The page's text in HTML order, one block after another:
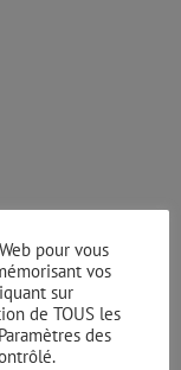
pour vous
vos
sur
de TOUS les
des